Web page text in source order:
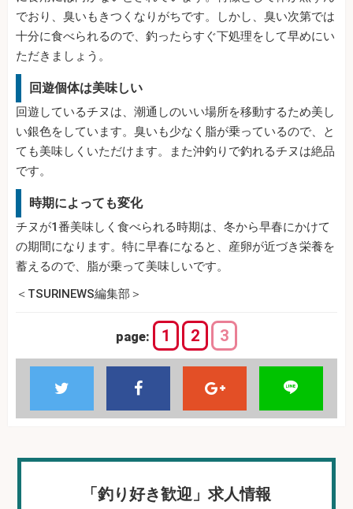
でおり、臭いもきつくなりがちです。しかし、臭い次第では
十分に食べられるので、釣ったらすぐ下処理をして早めにい
ただきましょう。
回遊個体は美味しい
回遊しているチヌは、潮通しのいい場所を移動するため美し
い銀色をしています。臭いも少なく脂が乗っているので、と
ても美味しくいただけます。また沖釣りで釣れるチヌは絶品
です。
時期によっても変化
チヌが1番美味しく食べられる時期は、冬から早春にかけて
の期間になります。特に早春になると、産卵が近づき栄養を
蓄えるので、脂が乗って美味しいです。
＜TSURINEWS編集部＞
page: 1 2 3
「釣り好き歓迎」求人情報